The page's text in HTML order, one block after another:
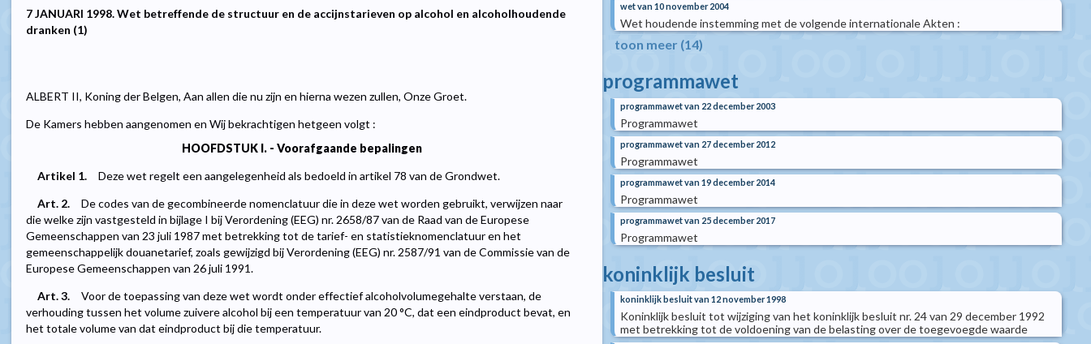
7 JANUARI 1998. Wet betreffende de structuur en de accijnstarieven op alcohol en alcoholhoudende
dranken (1)
ALBERT II, Koning der Belgen, Aan allen die nu zijn en hierna wezen zullen, Onze Groet.
De Kamers hebben aangenomen en Wij bekrachtigen hetgeen volgt :
HOOFDSTUK I. - Voorafgaande bepalingen
Artikel 1.
Deze wet regelt een aangelegenheid als bedoeld in artikel 78 van de Grondwet.
Art. 2.
De codes van de gecombineerde nomenclatuur die in deze wet worden gebruikt, verwijzen naar
die welke zijn vastgesteld in bijlage I bij Verordening (EEG) nr. 2658/87 van de Raad van de Europese
Gemeenschappen van 23 juli 1987 met betrekking tot de tarief- en statistieknomenclatuur en het
gemeenschappelijk douanetarief, zoals gewijzigd bij Verordening (EEG) nr. 2587/91 van de Commissie van de
Europese Gemeenschappen van 26 juli 1991.
Art. 3.
Voor de toepassing van deze wet wordt onder effectief alcoholvolumegehalte verstaan, de
verhouding tussen het volume zuivere alcohol bij een temperatuur van 20 °C, dat een eindproduct bevat, en
het totale volume van dat eindproduct bij die temperatuur.
wet van 10 november 2004
Wet houdende instemming met de volgende internationale Akten :
toon meer (14)
programmawet
programmawet van 22 december 2003
Programmawet
programmawet van 27 december 2012
Programmawet
programmawet van 19 december 2014
Programmawet
programmawet van 25 december 2017
Programmawet
koninklijk besluit
koninklijk besluit van 12 november 1998
Koninklijk besluit tot wijziging van het koninklijk besluit nr. 24 van 29 december 1992
met betrekking tot de voldoening van de belasting over de toegevoegde waarde